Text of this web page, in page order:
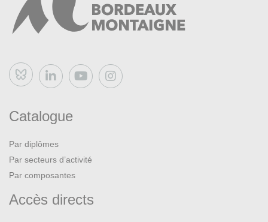
Bluesky
Catalogue
Par diplômes
Par secteurs d’activité
Par composantes
Accès directs